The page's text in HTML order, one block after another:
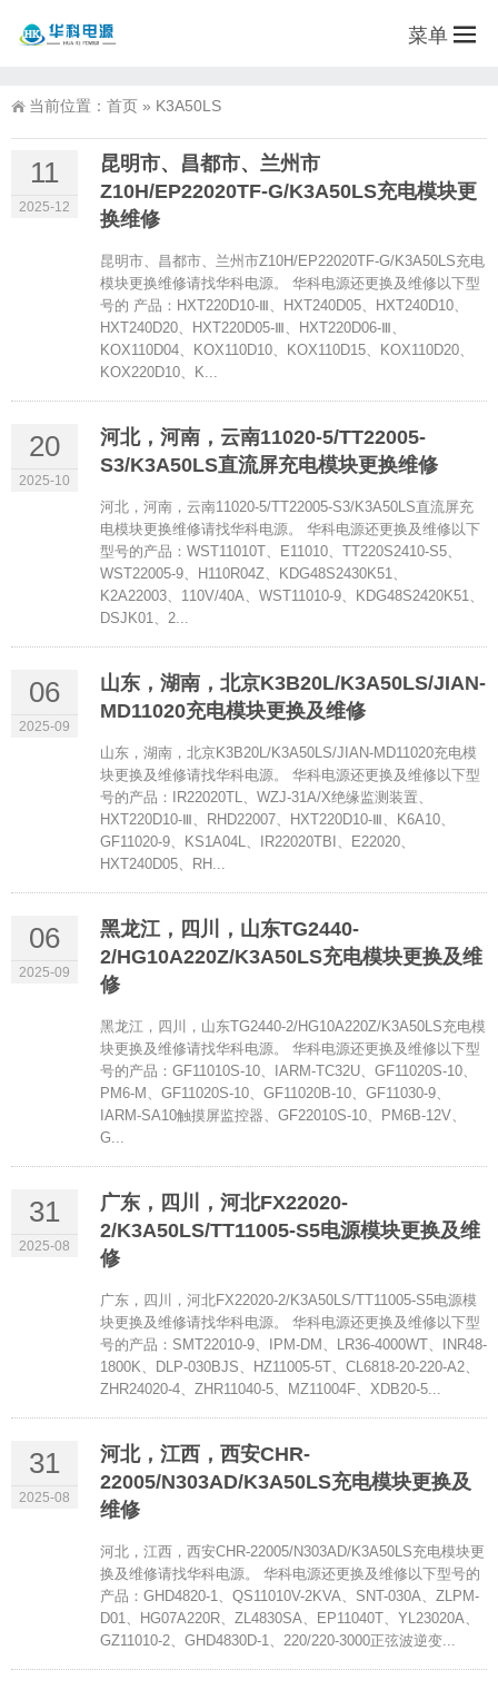
菜单
当前位置： 首页 » K3A50LS
11
2025-12
昆明市、昌都市、兰州市
Z10H/EP22020TF-G/K3A50LS充电模块更
换维修
昆明市、昌都市、兰州市Z10H/EP22020TF-G/K3A50LS充电
模块更换维修请找华科电源。 华科电源还更换及维修以下型
号的 产品：HXT220D10-Ⅲ、HXT240D05、HXT240D10、
HXT240D20、HXT220D05-Ⅲ、HXT220D06-Ⅲ、
KOX110D04、KOX110D10、KOX110D15、KOX110D20、
KOX220D10、K...
20
2025-10
河北，河南，云南11020-5/TT22005-
S3/K3A50LS直流屏充电模块更换维修
河北，河南，云南11020-5/TT22005-S3/K3A50LS直流屏充
电模块更换维修请找华科电源。 华科电源还更换及维修以下
型号的产品：WST11010T、E11010、TT220S2410-S5、
WST22005-9、H110R04Z、KDG48S2430K51、
K2A22003、110V/40A、WST11010-9、KDG48S2420K51、
DSJK01、2...
06
2025-09
山东，湖南，北京K3B20L/K3A50LS/JIAN-
MD11020充电模块更换及维修
山东，湖南，北京K3B20L/K3A50LS/JIAN-MD11020充电模
块更换及维修请找华科电源。 华科电源还更换及维修以下型
号的产品：IR22020TL、WZJ-31A/X绝缘监测装置、
HXT220D10-Ⅲ、RHD22007、HXT220D10-Ⅲ、K6A10、
GF11020-9、KS1A04L、IR22020TBI、E22020、
HXT240D05、RH...
06
2025-09
黑龙江，四川，山东TG2440-
2/HG10A220Z/K3A50LS充电模块更换及维
修
黑龙江，四川，山东TG2440-2/HG10A220Z/K3A50LS充电模
块更换及维修请找华科电源。 华科电源还更换及维修以下型
号的产品：GF11010S-10、IARM-TC32U、GF11020S-10、
PM6-M、GF11020S-10、GF11020B-10、GF11030-9、
IARM-SA10触摸屏监控器、GF22010S-10、PM6B-12V、
G...
31
2025-08
广东，四川，河北FX22020-
2/K3A50LS/TT11005-S5电源模块更换及维
修
广东，四川，河北FX22020-2/K3A50LS/TT11005-S5电源模
块更换及维修请找华科电源。 华科电源还更换及维修以下型
号的产品：SMT22010-9、IPM-DM、LR36-4000WT、INR48-
1800K、DLP-030BJS、HZ11005-5T、CL6818-20-220-A2、
ZHR24020-4、ZHR11040-5、MZ11004F、XDB20-5...
31
2025-08
河北，江西，西安CHR-
22005/N303AD/K3A50LS充电模块更换及
维修
河北，江西，西安CHR-22005/N303AD/K3A50LS充电模块更
换及维修请找华科电源。 华科电源还更换及维修以下型号的
产品：GHD4820-1、QS11010V-2KVA、SNT-030A、ZLPM-
D01、HG07A220R、ZL4830SA、EP11040T、YL23020A、
GZ11010-2、GHD4830D-1、220/220-3000正弦波逆变...